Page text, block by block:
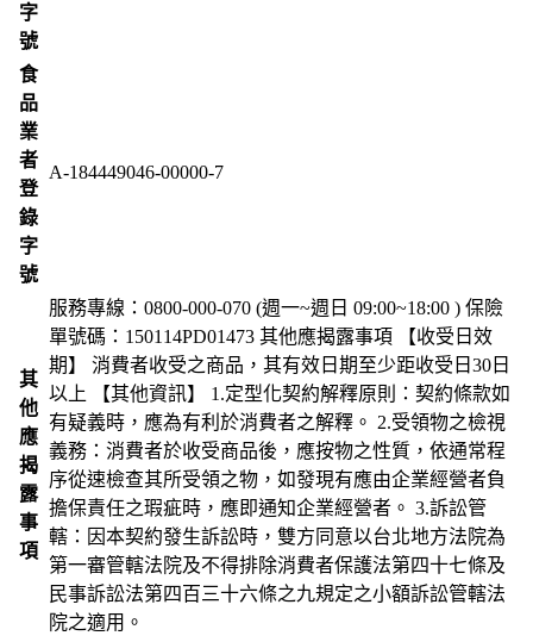
字
號
食
品
業
者
登
錄
字
號
A-184449046-00000-7
其
他
應
揭
露
事
項
服務專線：0800-000-070 (週一~週日 09:00~18:00 ) 保險
單號碼：150114PD01473 其他應揭露事項 【收受日效
期】 消費者收受之商品，其有效日期至少距收受日30日
以上 【其他資訊】 1.定型化契約解釋原則：契約條款如
有疑義時，應為有利於消費者之解釋。 2.受領物之檢視
義務：消費者於收受商品後，應按物之性質，依通常程
序從速檢查其所受領之物，如發現有應由企業經營者負
擔保責任之瑕疵時，應即通知企業經營者。 3.訴訟管
轄：因本契約發生訴訟時，雙方同意以台北地方法院為
第一審管轄法院及不得排除消費者保護法第四十七條及
民事訴訟法第四百三十六條之九規定之小額訴訟管轄法
院之適用。